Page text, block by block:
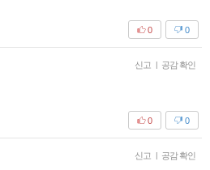
0
0
신고 | 공감 확인
0
0
신고 | 공감 확인